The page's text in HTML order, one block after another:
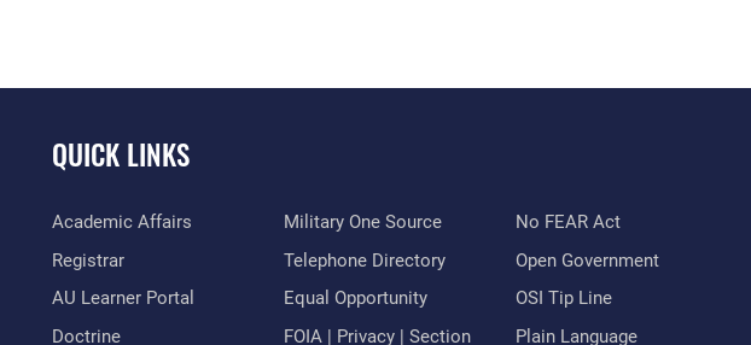
QUICK LINKS
Academic Affairs
Registrar
AU Learner Portal
Doctrine
Military One Source
Telephone Directory
Equal Opportunity
FOIA | Privacy | Section
No FEAR Act
Open Government
OSI Tip Line
Plain Language